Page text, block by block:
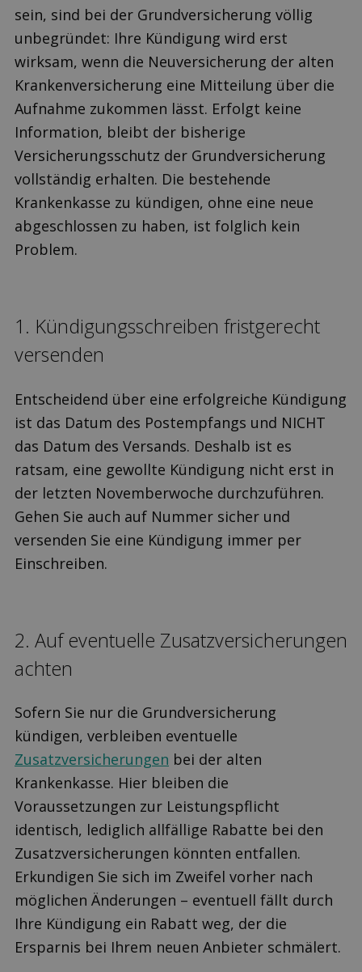
sein, sind bei der Grundversicherung völlig
unbegründet: Ihre Kündigung wird erst
wirksam, wenn die Neuversicherung der alten
Krankenversicherung eine Mitteilung über die
Aufnahme zukommen lässt. Erfolgt keine
Information, bleibt der bisherige
Versicherungsschutz der Grundversicherung
vollständig erhalten. Die bestehende
Krankenkasse zu kündigen, ohne eine neue
abgeschlossen zu haben, ist folglich kein
Problem.
1. Kündigungs­schreiben fristgerecht
versenden
Entscheidend über eine erfolgreiche Kündigung
ist das Datum des Postempfangs und NICHT
das Datum des Versands. Deshalb ist es
ratsam, eine gewollte Kündigung nicht erst in
der letzten Novemberwoche durchzuführen.
Gehen Sie auch auf Nummer sicher und
versenden Sie eine Kündigung immer per
Einschreiben.
2. Auf eventuelle Zusatz­versicherungen
achten
Sofern Sie nur die Grundversicherung
kündigen, verbleiben eventuelle
Zusatzversicherungen bei der alten
Krankenkasse. Hier bleiben die
Voraussetzungen zur Leistungspflicht
identisch, lediglich allfällige Rabatte bei den
Zusatzversicherungen könnten entfallen.
Erkundigen Sie sich im Zweifel vorher nach
möglichen Änderungen – eventuell fällt durch
Ihre Kündigung ein Rabatt weg, der die
Ersparnis bei Ihrem neuen Anbieter schmälert.